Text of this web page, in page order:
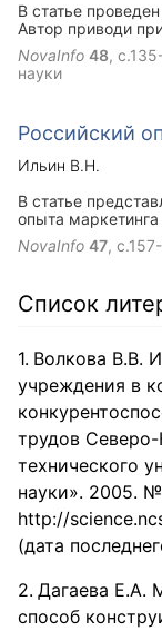
В статье
Автор приводи
городов и делает
эффективного
образованиями.
NovaInfo 48,
науки
Российский
Ильин В.Н.
В статье
опыта маркетинга
основе
городов.
NovaInfo 47,
Список
Волкова В.В.
учреждения в
трудов Северо-
технического
науки». 2005.
http://
(дата
Дагаева Е.А.
способ